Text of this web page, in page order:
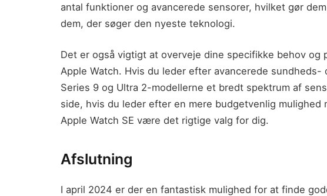
antal funktioner og avancerede sensorer, hvilket gør
dem, der søger den nyeste teknologi.
Det er også vigtigt at overveje dine specifikke behov
Apple Watch. Hvis du leder efter avancerede
Series 9 og Ultra 2-modellerne et bredt spektrum af
side, hvis du leder efter en mere budgetvenlig mulighed
Apple Watch SE være det rigtige valg for dig.
Afslutning
I april 2024 er der en fantastisk mulighed for at finde